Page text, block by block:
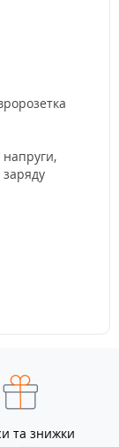
напруги,
та знижки